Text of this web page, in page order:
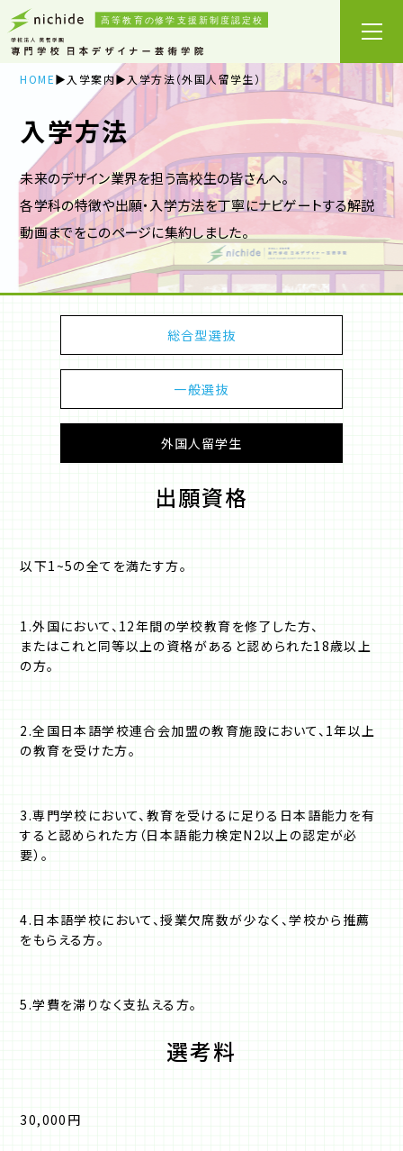
HOME 入学案内 入学方法（外国人留学生）
入学方法
未来のデザイン業界を担う高校生の皆さんへ。
各学科の特徴や出願・入学方法を丁寧にナビゲートする解説
動画までをこのページに集約しました。
総合型選抜
一般選抜
外国人留学生
出願資格
以下1~5の全てを満たす方。
1.外国において、12年間の学校教育を修了した方、
またはこれと同等以上の資格があると認められた18歳以上
の方。
2.全国日本語学校連合会加盟の教育施設において、1年以上
の教育を受けた方。
3.専門学校において、教育を受けるに足りる日本語能力を有
すると認められた方（日本語能力検定N2以上の認定が必
要）。
4.日本語学校において、授業欠席数が少なく、学校から推薦
をもらえる方。
5.学費を滞りなく支払える方。
選考料
30,000円